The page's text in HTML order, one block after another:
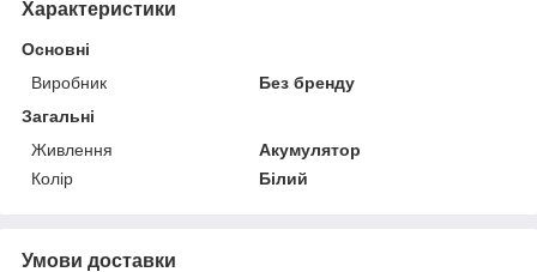
Характеристики
Основні
Виробник
Без бренду
Загальні
Живлення
Акумулятор
Колір
Білий
Умови доставки